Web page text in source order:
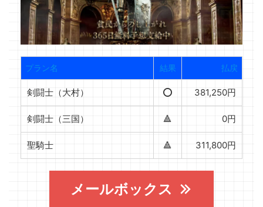
プラン名 結果 払戻
剣闘士（大村） ⭕️ 381,250円
剣闘士（三国） 🔺 0円
聖騎士 🔺 311,800円
メールボックス